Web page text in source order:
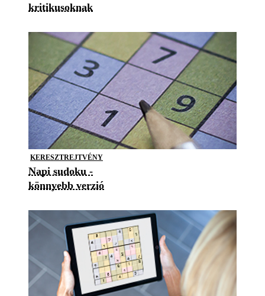
kritikusoknak
KERESZTREJTVÉNY
Napi sudoku -
könnyebb verzió